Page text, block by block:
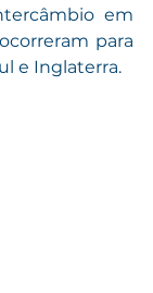
em
para
e Inglaterra.